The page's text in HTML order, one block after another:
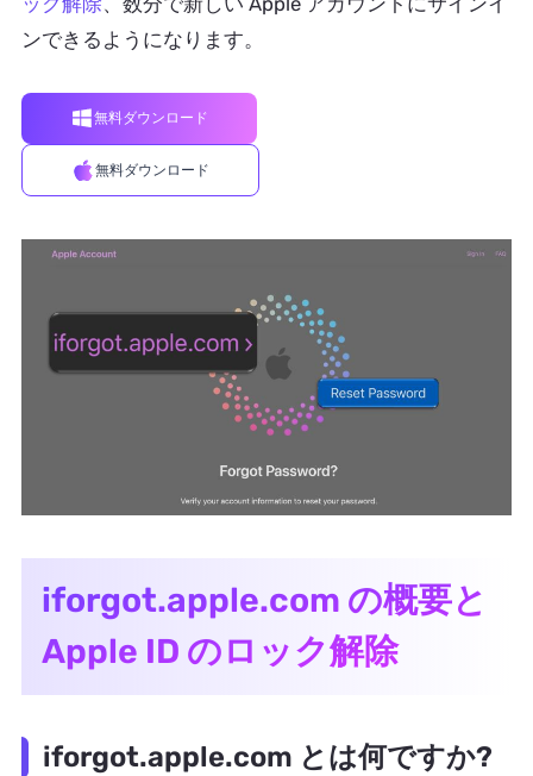
ンできるようになります。
無料ダウンロード
無料ダウンロード
iforgot.apple.com の概要と
Apple ID のロック解除
iforgot.apple.com とは何ですか?